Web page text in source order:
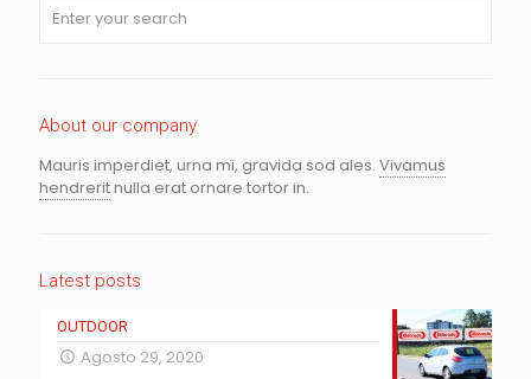
About our company
Mauris imperdiet, urna mi, gravida sod ales. Vivamus
hendreritnulla erat ornare tortor in.
Latest posts
OUTDOOR
Agosto 29, 2020